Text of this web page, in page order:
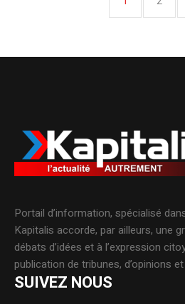
Portail d’information, spécialisé
Kapitalis accorde, par ailleurs, une
débats d’idées et à l’expression
publication de tribunes, d’opinions
SUIVEZ NOUS